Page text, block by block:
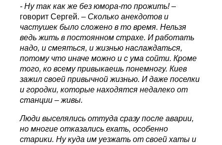
- Ну так как же без юмора-то прожить! –
говорит Сергей. – Сколько анекдотов и
частушек было сложено в то время. Нельзя
ведь жить в постоянном страхе. И работать
надо, и смеяться, и жизнью наслаждаться,
потому что иначе можно и с ума сойти. Кроме
того, ко всему привыкаешь понемногу. Киев
зажил своей привычной жизнью. И даже поселки
и городки, которые находятся недалеко от
станции – живы.
Люди выселялись оттуда сразу после аварии,
но многие отказались ехать, особенно
старики. Ну куда им уезжать от своей хаты и